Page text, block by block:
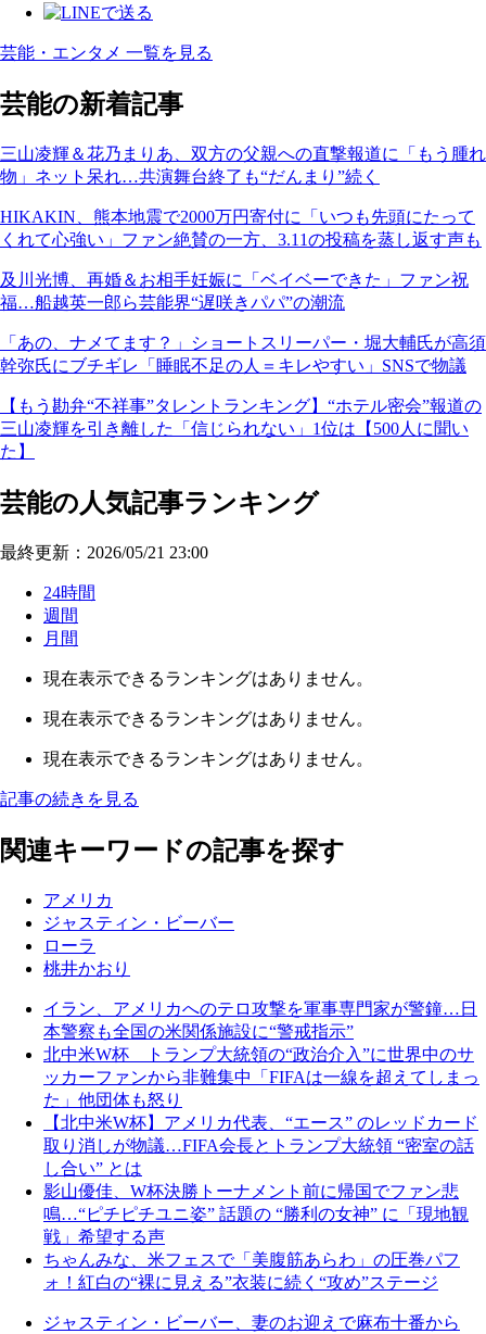
芸能・エンタメ 一覧を見る
芸能の新着記事
三山凌輝＆花乃まりあ、双方の父親への直撃報道に「もう腫れ
物」ネット呆れ…共演舞台終了も“だんまり”続く
HIKAKIN、熊本地震で2000万円寄付に「いつも先頭にたって
くれて心強い」ファン絶賛の一方、3.11の投稿を蒸し返す声も
及川光博、再婚＆お相手妊娠に「ベイベーできた」ファン祝
福…船越英一郎ら芸能界“遅咲きパパ”の潮流
「あの、ナメてます？」ショートスリーパー・堀大輔氏が高須
幹弥氏にブチギレ「睡眠不足の人＝キレやすい」SNSで物議
【もう勘弁“不祥事”タレントランキング】“ホテル密会”報道の
三山凌輝を引き離した「信じられない」1位は【500人に聞い
た】
芸能の人気記事ランキング
最終更新：2026/05/21 23:00
24時間
週間
月間
現在表示できるランキングはありません。
現在表示できるランキングはありません。
現在表示できるランキングはありません。
記事の続きを見る
関連キーワードの記事を探す
アメリカ
ジャスティン・ビーバー
ローラ
桃井かおり
イラン、アメリカへのテロ攻撃を軍事専門家が警鐘…日
本警察も全国の米関係施設に“警戒指示”
北中米W杯 トランプ大統領の“政治介入”に世界中のサ
ッカーファンから非難集中「FIFAは一線を超えてしまっ
た」他団体も怒り
【北中米W杯】アメリカ代表、“エース” のレッドカード
取り消しが物議…FIFA会長とトランプ大統領 “密室の話
し合い” とは
影山優佳、W杯決勝トーナメント前に帰国でファン悲
鳴…“ピチピチユニ姿” 話題の “勝利の女神” に「現地観
戦」希望する声
ちゃんみな、米フェスで「美腹筋あらわ」の圧巻パフ
ォ！紅白の“裸に見える”衣装に続く“攻め”ステージ
ジャスティン・ビーバー、妻のお迎えで麻布十番から